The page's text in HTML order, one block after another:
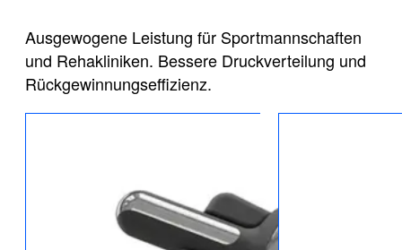
Ausgewogene Leistung für Sportmannschaften
und Rehakliniken. Bessere Druckverteilung und
Rückgewinnungseffizienz.